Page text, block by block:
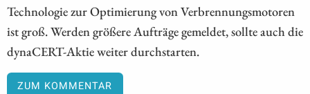
Technologie zur Optimierung von Verbrennungsmotoren
ist groß. Werden größere Aufträge gemeldet, sollte auch die
dynaCERT-Aktie weiter durchstarten.
ZUM KOMMENTAR